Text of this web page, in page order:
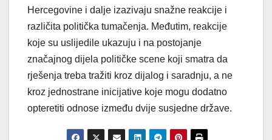
Hercegovine i dalje izazivaju snažne reakcije i
različita politička tumačenja. Međutim, reakcije
koje su uslijedile ukazuju i na postojanje
značajnog dijela političke scene koji smatra da
rješenja treba tražiti kroz dijalog i saradnju, a ne
kroz jednostrane inicijative koje mogu dodatno
opteretiti odnose između dvije susjedne države.